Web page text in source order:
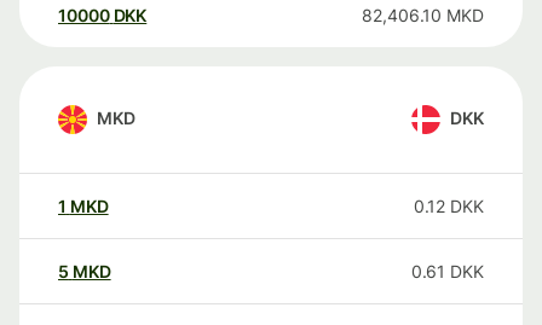
10000 DKK 82,406.10 MKD
MKD DKK
1 MKD 0.12 DKK
5 MKD 0.61 DKK